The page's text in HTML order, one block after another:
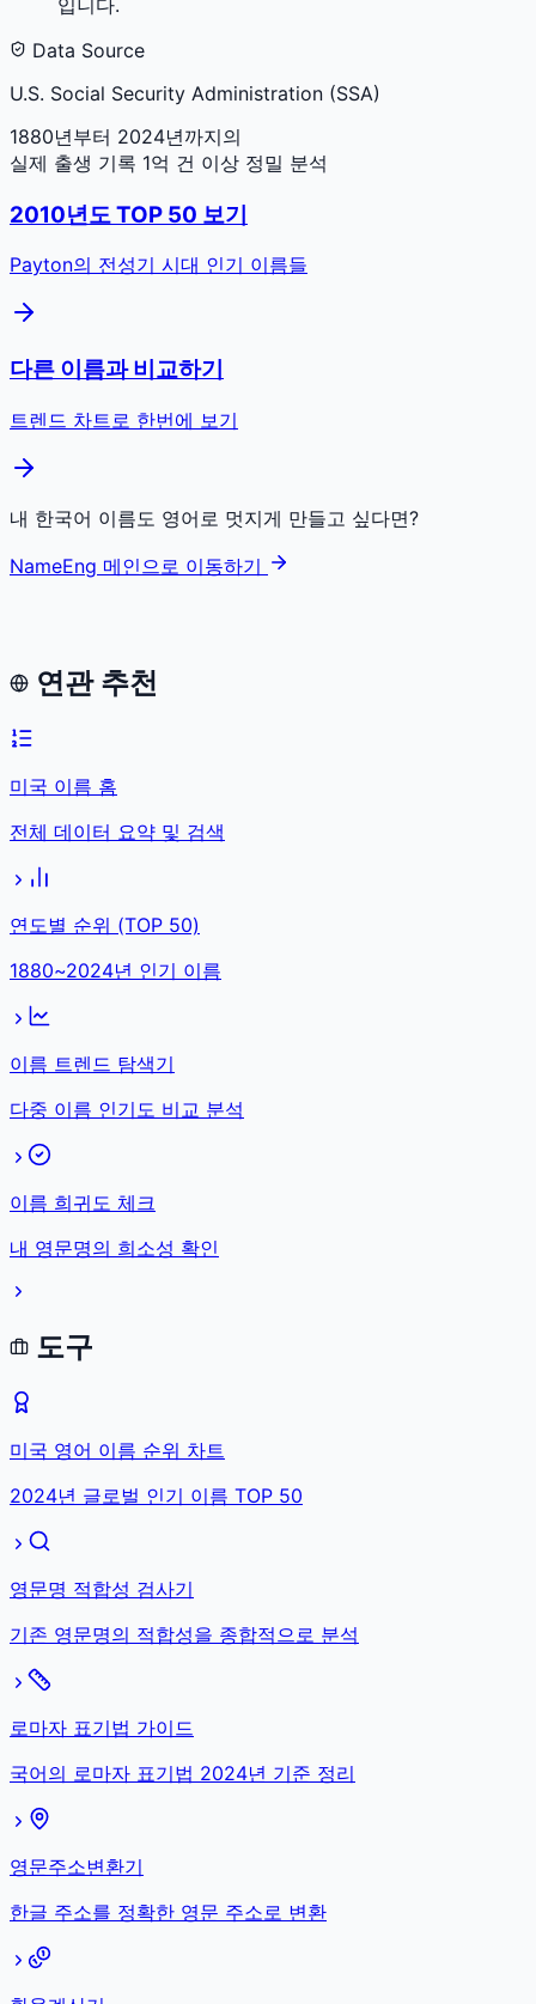
Data Source
U.S. Social Security Administration (SSA)
1880년부터 2024년까지의
실제 출생 기록 1억 건 이상 정밀 분석
2010년도 TOP 50 보기
Payton의 전성기 시대 인기 이름들
다른 이름과 비교하기
트렌드 차트로 한번에 보기
내 한국어 이름도 영어로 멋지게 만들고 싶다면?
NameEng 메인으로 이동하기
연관 추천
미국 이름 홈
전체 데이터 요약 및 검색
연도별 순위 (TOP 50)
1880~2024년 인기 이름
이름 트렌드 탐색기
다중 이름 인기도 비교 분석
이름 희귀도 체크
내 영문명의 희소성 확인
도구
미국 영어 이름 순위 차트
2024년 글로벌 인기 이름 TOP 50
영문명 적합성 검사기
기존 영문명의 적합성을 종합적으로 분석
로마자 표기법 가이드
국어의 로마자 표기법 2024년 기준 정리
영문주소변환기
한글 주소를 정확한 영문 주소로 변환